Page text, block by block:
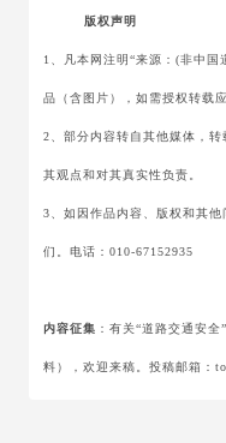
版权声明
1、凡本网注明“来源：(非中
品（含图片），如需授权转载
2、部分内容转自其他媒体，
其观点和对其真实性负责。
3、如因作品内容、版权和其
们。电话：010-67152935
内容征集 ：有关“道路交通安
料），欢迎来稿。投稿邮箱：